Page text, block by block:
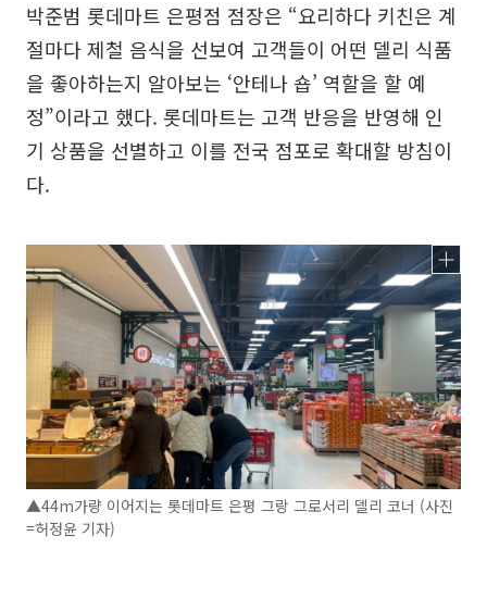
박준범 롯데마트 은평점 점장은 “요리하다 키친은 계
절마다 제철 음식을 선보여 고객들이 어떤 델리 식품
을 좋아하는지 알아보는 ‘안테나 숍’ 역할을 할 예
정”이라고 했다. 롯데마트는 고객 반응을 반영해 인
기 상품을 선별하고 이를 전국 점포로 확대할 방침이
다.
▲44m가량 이어지는 롯데마트 은평 그랑 그로서리 델리 코너 (사진
=허정윤 기자)